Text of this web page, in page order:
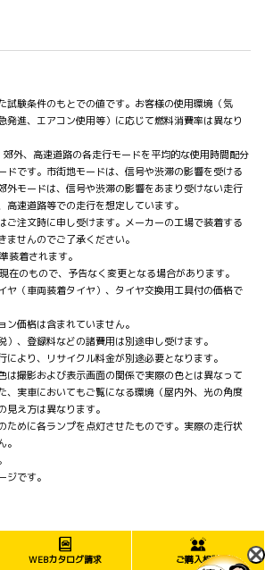
験条件のもとでの値です。お客様の使用環境（気
発進、エアコン使用等）に応じて燃料消費率は異なり
外、高速道路の各走行モードを平均的な使用時間配分
ドです。市街地モードは、信号や渋滞の影響を受ける
外モードは、信号や渋滞の影響をあまり受けない走行
高速道路等での走行を想定しています。
注文時に申し受けます。メーカーの工場で装着する
せんのでご了承ください。
装着されます。
のもので、予告なく変更となる場合があります。
（車両装着タイヤ）、タイヤ交換用工具付の価格で
価格は含まれていません。
、登録料などの諸費用は別途申し受けます。
より、リサイクル料金が別途必要となります。
撮影および表示画面の関係で実際の色とは異なって
、実車においてもご覧になる環境（屋内外、光の角度
見え方は異なります。
めに各ランプを点灯させたものです。実際の走行状
です。
WEBカタログ請求 ご購入相談